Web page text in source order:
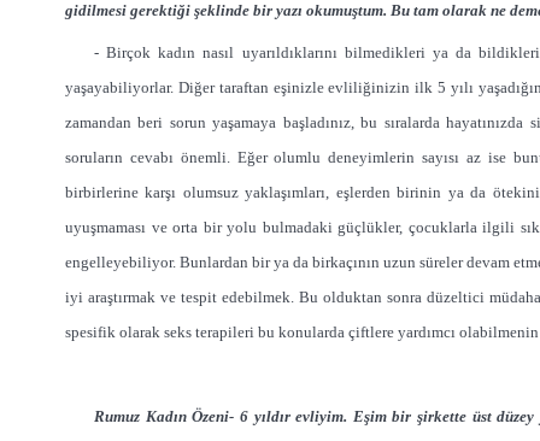
gidilmesi gerektiği şeklinde bir yazı okumuştum. Bu tam olarak ne
- Birçok kadın nasıl uyarıldıklarını bilmedikleri ya da
yaşayabiliyorlar. Diğer taraftan eşinizle evliliğinizin ilk 5 yılı
zamandan beri sorun yaşamaya başladınız, bu sıralarda
soruların cevabı önemli. Eğer olumlu deneyimlerin sayısı az ise
birbirlerine karşı olumsuz yaklaşımları, eşlerden birinin ya da
uyuşmaması ve orta bir yolu bulmadaki güçlükler, çocuklarla ilgili
engelleyebiliyor. Bunlardan bir ya da birkaçının uzun süreler devam
iyi araştırmak ve tespit edebilmek. Bu olduktan sonra düzeltici
spesifik olarak seks terapileri bu konularda çiftlere yardımcı
Rumuz Kadın Özeni- 6 yıldır evliyim. Eşim bir şirkette üst